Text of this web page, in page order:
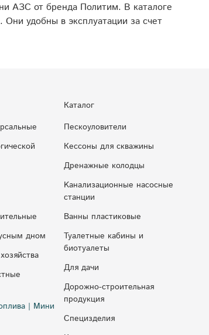
АЗС от бренда Политим. В каталоге
удобны в эксплуатации за счет
днoм
| Мини
Каталог
Пескоуловители
Кессоны для скважины
Дренажные колодцы
Kaнaлизaциoнныe нacocныe
cтaнции
Ванны пластиковые
Туалетные кабины и
биотуалеты
Для дачи
Дорожно-строительная
продукция
Специзделия